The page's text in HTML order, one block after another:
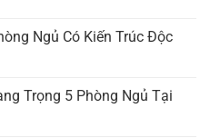
Ngủ Có Kiến Trúc Độc
Trọng 5 Phòng Ngủ Tại